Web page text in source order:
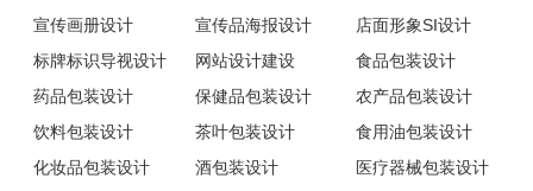
宣传画册设计
宣传品海报设计
店面形象SI设计
标牌标识导视设计
网站设计建设
食品包装设计
药品包装设计
保健品包装设计
农产品包装设计
饮料包装设计
茶叶包装设计
食用油包装设计
化妆品包装设计
酒包装设计
医疗器械包装设计